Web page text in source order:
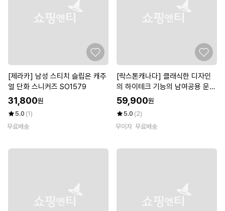
[제라카] 남성 스티치 슬립온 캐주
얼 단화 스니커즈 SO1579
31,800원
5.0 (1)
무료배송
[락스톤캐나다] 클래식한 디자인
의 하이테크 기능의 남여공용 운동
화 스트라바
59,900원
5.0 (2)
무이자 무료배송